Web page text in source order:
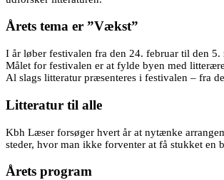
Årets tema er ”Vækst”
I år løber festivalen fra den 24. februar til den
Målet for festivalen er at fylde byen med
Al slags litteratur præsenteres i festivalen – fra
Litteratur til alle
Kbh Læser forsøger hvert år at nytænke
steder, hvor man ikke forventer at få stukket en
Årets program